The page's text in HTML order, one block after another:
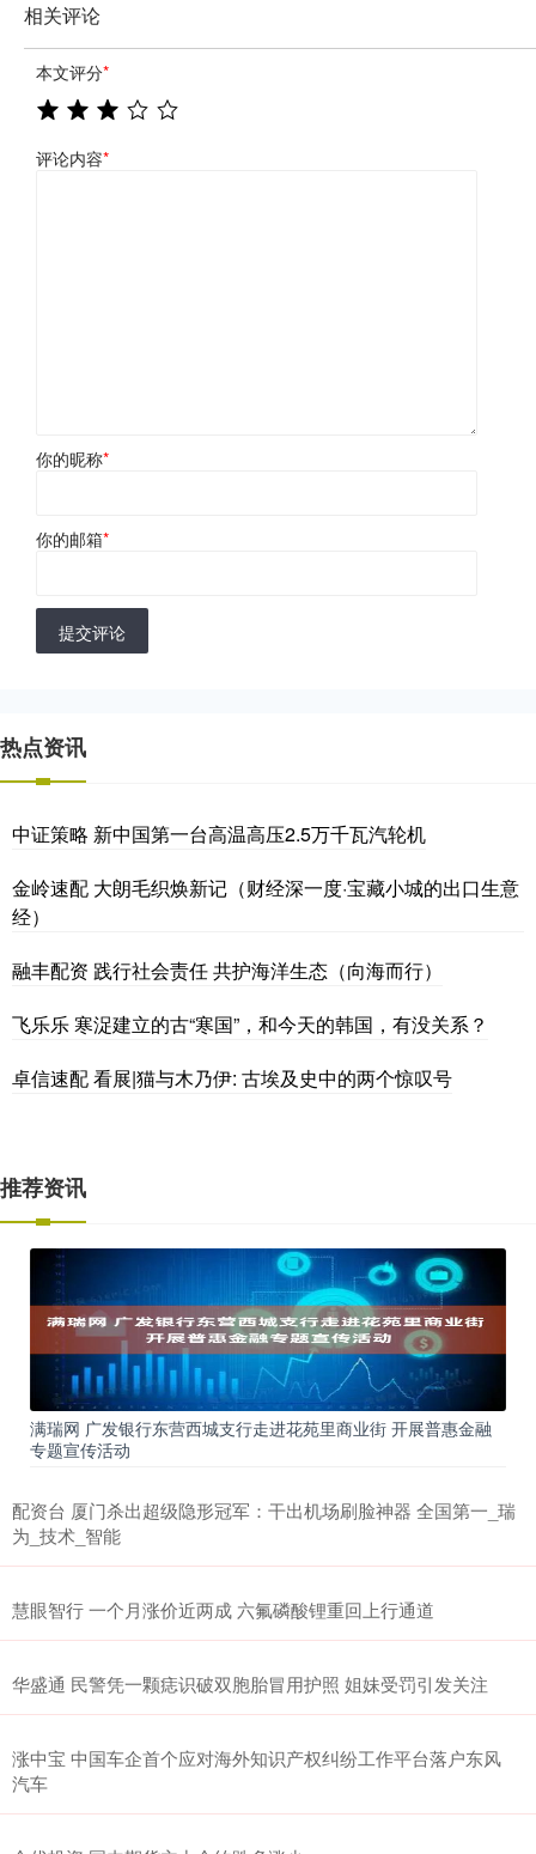
相关评论
本文评分*
评论内容*
你的昵称*
你的邮箱*
提交评论
热点资讯
中证策略 新中国第一台高温高压2.5万千瓦汽轮机
金岭速配 大朗毛织焕新记（财经深一度·宝藏小城的出口生意
经）
融丰配资 践行社会责任 共护海洋生态（向海而行）
飞乐乐 寒浞建立的古“寒国”，和今天的韩国，有没关系？
卓信速配 看展|猫与木乃伊: 古埃及史中的两个惊叹号
推荐资讯
满瑞网 广发银行东营西城支行走进花苑里商业街 开展普惠金融
专题宣传活动
配资台 厦门杀出超级隐形冠军：干出机场刷脸神器 全国第一_瑞
为_技术_智能
慧眼智行 一个月涨价近两成 六氟磷酸锂重回上行通道
华盛通 民警凭一颗痣识破双胞胎冒用护照 姐妹受罚引发关注
涨中宝 中国车企首个应对海外知识产权纠纷工作平台落户东风
汽车